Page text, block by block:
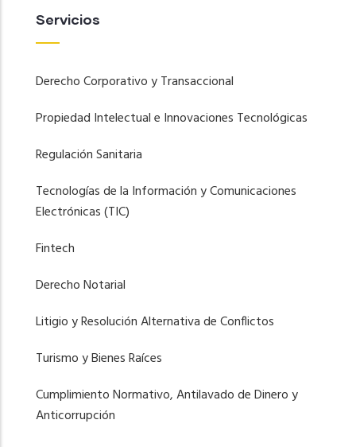
Servicios
Derecho Corporativo y Transaccional
Propiedad Intelectual e Innovaciones Tecnológicas
Regulación Sanitaria
Tecnologías de la Información y Comunicaciones
Electrónicas (TIC)
Fintech
Derecho Notarial
Litigio y Resolución Alternativa de Conflictos
Turismo y Bienes Raíces
Cumplimiento Normativo, Antilavado de Dinero y
Anticorrupción